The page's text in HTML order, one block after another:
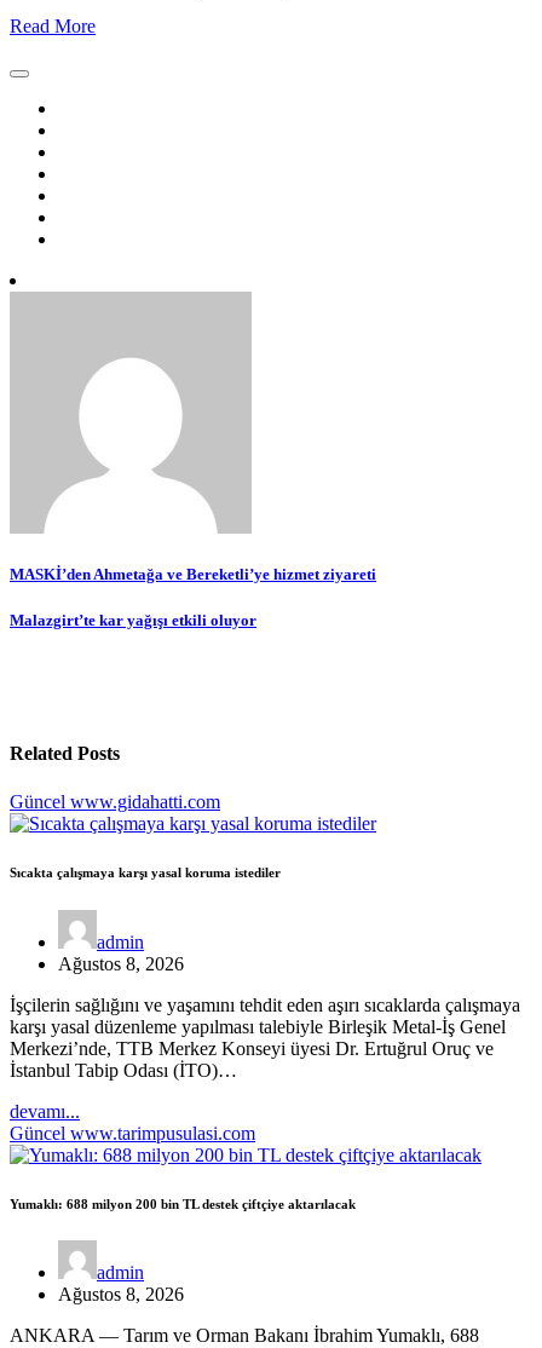
Read More
Yazı
gezinmesi
MASKİ’den Ahmetağa ve Bereketli’ye hizmet ziyareti
Malazgirt’te kar yağışı etkili oluyor
Related Posts
Güncel www.gidahatti.com
Sıcakta çalışmaya karşı yasal koruma istediler
admin
Ağustos 8, 2026
İşçilerin sağlığını ve yaşamını tehdit eden aşırı sıcaklarda çalışmaya
karşı yasal düzenleme yapılması talebiyle Birleşik Metal-İş Genel
Merkezi’nde, TTB Merkez Konseyi üyesi Dr. Ertuğrul Oruç ve
İstanbul Tabip Odası (İTO)…
devamı...
Güncel www.tarimpusulasi.com
Yumaklı: 688 milyon 200 bin TL destek çiftçiye aktarılacak
admin
Ağustos 8, 2026
ANKARA — Tarım ve Orman Bakanı İbrahim Yumaklı, 688